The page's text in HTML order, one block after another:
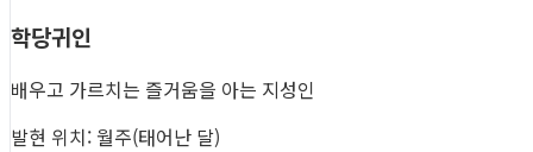
학당귀인
배우고 가르치는 즐거움을 아는 지성인
발현 위치: 월주(태어난 달)